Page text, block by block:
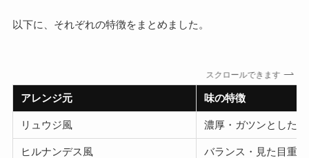
以下に、それぞれの特徴をまとめました。
スクロールできます
アレンジ元 味の特徴
リュウジ風 濃厚・ガツンとした
ヒルナンデス風 バランス・見た目重視